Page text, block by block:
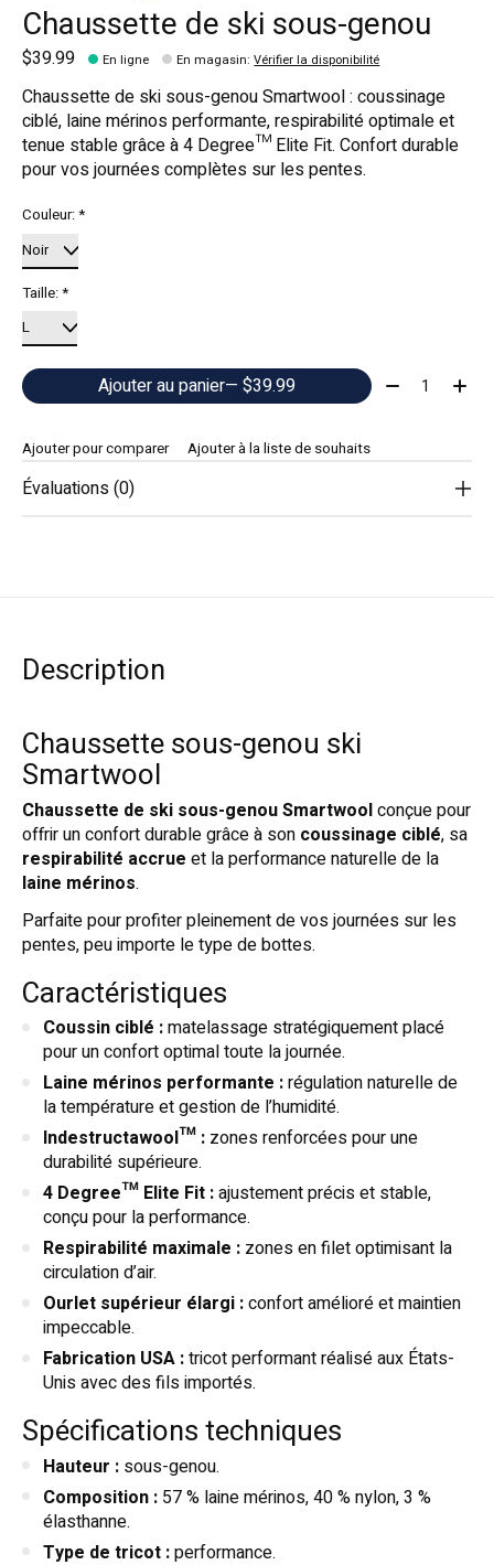
Chaussette de ski sous-genou
$39.99 En ligne En magasin:Vérifier la disponibilité
Chaussette de ski sous-genou Smartwool : coussinage
ciblé, laine mérinos performante, respirabilité optimale et
tenue stable grâce à 4 Degree™ Elite Fit. Confort durable
pour vos journées complètes sur les pentes.
Couleur:*
Taille:*
Ajouter au panier — $39.99 Quantité:
Ajouter pour comparer Ajouter à la liste de souhaits
Évaluations (0)
Description
Chaussette sous-genou ski
Smartwool
Chaussette de ski sous-genou Smartwoolconçue pour
offrir un confort durable grâce à son coussinage ciblé, sa
respirabilité accrue et la performance naturelle de la
laine mérinos.
Parfaite pour profiter pleinement de vos journées sur les
pentes, peu importe le type de bottes.
Caractéristiques
Coussin ciblé :matelassage stratégiquement placé
pour un confort optimal toute la journée.
Laine mérinos performante :régulation naturelle de
la température et gestion de l’humidité.
Indestructawool™ : zones renforcées pour une
durabilité supérieure.
4 Degree™ Elite Fit :ajustement précis et stable,
conçu pour la performance.
Respirabilité maximale : zones en filet optimisant la
circulation d’air.
Ourlet supérieur élargi :confort amélioré et maintien
impeccable.
Fabrication USA :tricot performant réalisé aux États-
Unis avec des fils importés.
Spécifications techniques
Hauteur : sous-genou.
Composition : 57 % laine mérinos, 40 % nylon, 3 %
élasthanne.
Type de tricot :performance.